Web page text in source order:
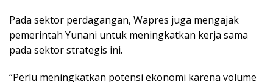
Pada sektor perdagangan, Wapres juga mengajak
pemerintah Yunani untuk meningkatkan kerja sama
pada sektor strategis ini.
“Perlu meningkatkan potensi ekonomi karena volume